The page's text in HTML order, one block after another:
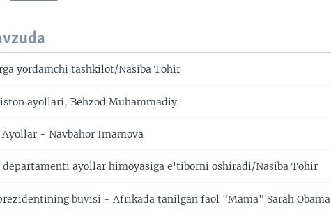
yordamchi tashkilot/Nasiba Tohir
ayollari, Behzod Muhammadiy
- Navbahor Imamova
departamenti ayollar himoyasiga e'tiborni oshiradi/Nasiba Tohir
buvisi - Afrikada tanilgan faol "Mama" Sarah Obama